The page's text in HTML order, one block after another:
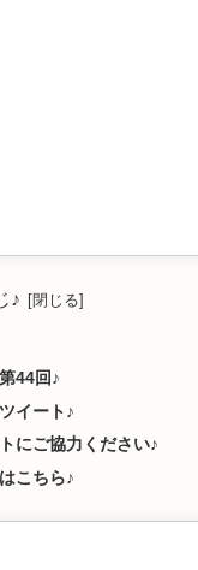
♪
44回♪
イート♪
にご協力ください♪
こちら♪